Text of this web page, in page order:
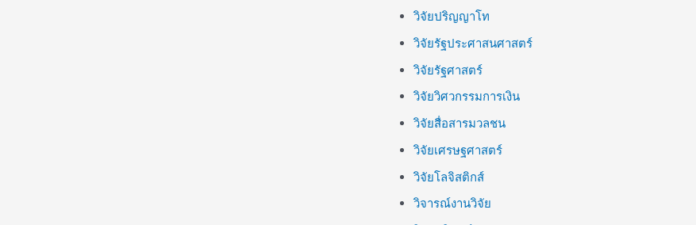
วิจัยปริญญาโท
วิจัยรัฐประศาสนศาสตร์
วิจัยรัฐศาสตร์
วิจัยวิศวกรรมการเงิน
วิจัยสื่อสารมวลชน
วิจัยเศรษฐศาสตร์
วิจัยโลจิสติกส์
วิจารณ์งานวิจัย